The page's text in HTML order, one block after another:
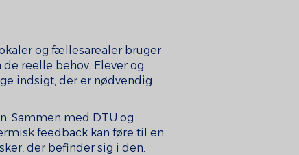
og fællesarealer bruger
reelle behov. Elever og
indsigt, der er nødvendig
Sammen med DTU og
feedback kan føre til en
der befinder sig i den.